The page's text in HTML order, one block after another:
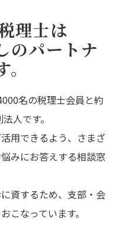
士法人出資の評価に
理士は
のパートナ
名の税理士会員と約
人です。
用できるよう、さまざ
みにお答えする相談窓
資するため、支部・会
こなっています。